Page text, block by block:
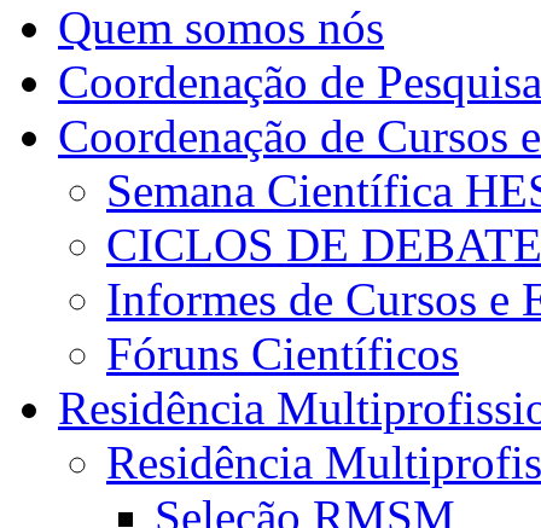
Quem somos nós
Coordenação de Pesquisa
Coordenação de Cursos
Semana Científica
CICLOS DE
Informes de Cursos e
Fóruns Científicos
Residência
Residência
Seleção RMSM